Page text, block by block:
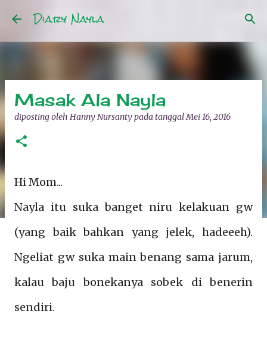
Langsung ke konten utama
Diary Nayla
Masak Ala Nayla
diposting oleh Hanny Nursantypada tanggalMei 16, 2016
Hi Mom...
Nayla itu suka banget niru kelakuan gw
(yang baik bahkan yang jelek, hadeeeh).
Ngeliat gw suka main benang sama jarum,
kalau baju bonekanya sobek di benerin
sendiri.